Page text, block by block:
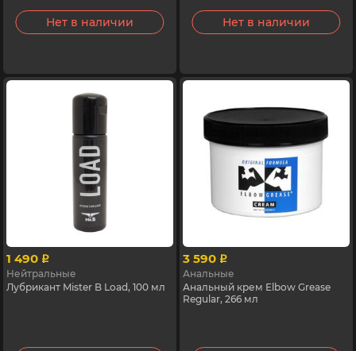
Нет в наличии Нет в наличии
1 490 p
Нейтральные
Лубрикант Mister B Load, 100 мл
3 590 p
Анальные
Анальный крем Elbow Grease
Regular, 266 мл